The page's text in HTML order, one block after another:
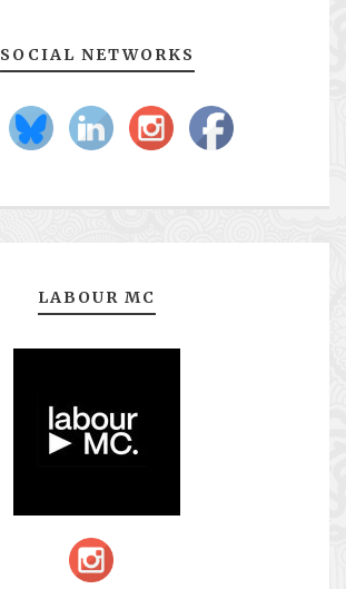
SOCIAL NETWORKS
LABOUR MC